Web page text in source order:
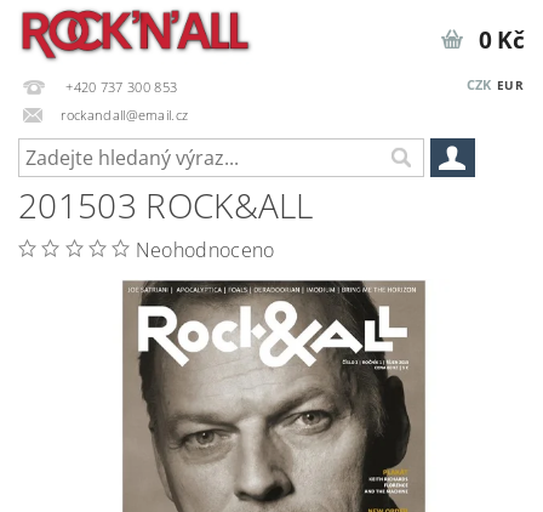
+420 737 300 853
rockandall@email.cz
CZK EUR
0 Kč
201503 ROCK&ALL
Neohodnoceno